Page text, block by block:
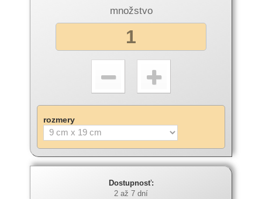
množstvo
rozmery
Dostupnosť:
2 až 7 dní